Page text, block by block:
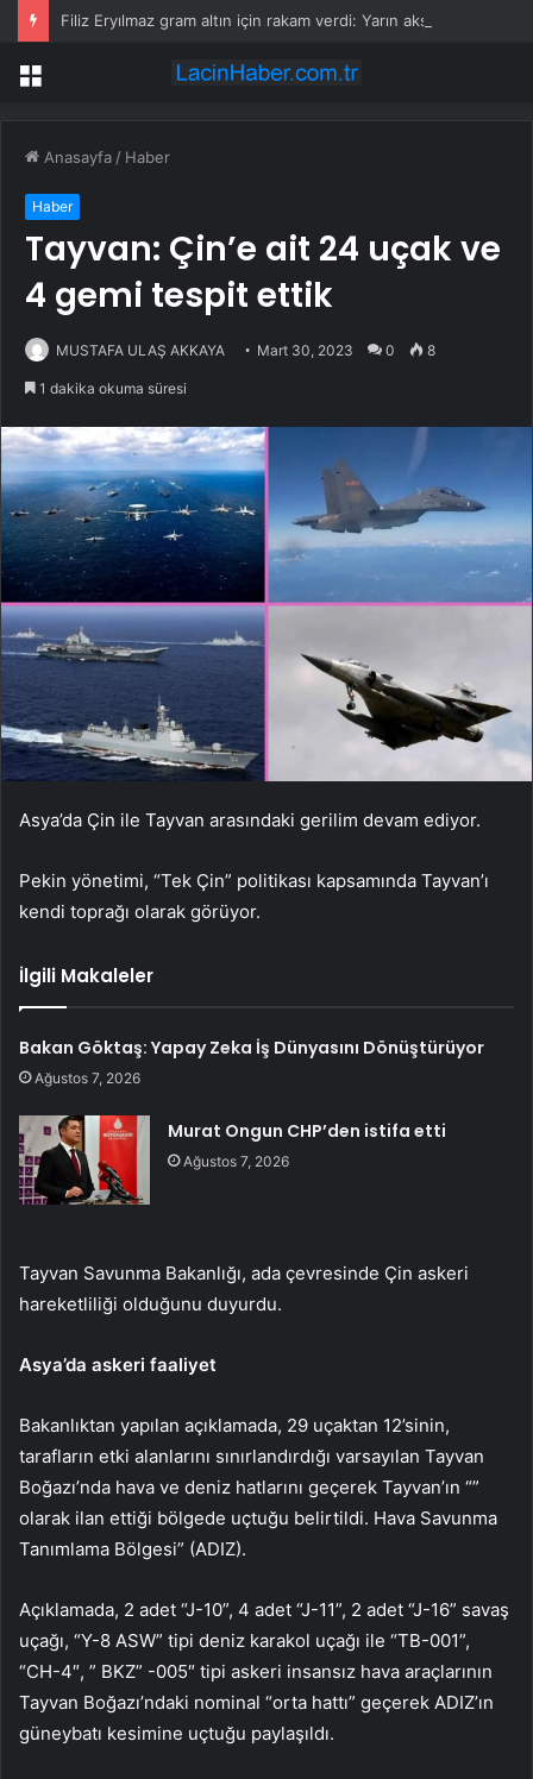
Menü
Anasayfa / Haber
Haber
Tayvan: Çin’e ait 24 uçak ve
4 gemi tespit ettik
MUSTAFA ULAŞ AKKAYA Mart 30, 2023 0 8
1 dakika okuma süresi
Asya’da Çin ile Tayvan arasındaki gerilim devam ediyor.
Pekin yönetimi, “Tek Çin” politikası kapsamında Tayvan’ı
kendi toprağı olarak görüyor.
İlgili Makaleler
Bakan Göktaş: Yapay Zeka İş Dünyasını Dönüştürüyor
Ağustos 7, 2026
Murat Ongun CHP’den istifa etti
Ağustos 7, 2026
Tayvan Savunma Bakanlığı, ada çevresinde Çin askeri
hareketliliği olduğunu duyurdu.
Asya’da askeri faaliyet
Bakanlıktan yapılan açıklamada, 29 uçaktan 12’sinin,
tarafların etki alanlarını sınırlandırdığı varsayılan Tayvan
Boğazı’nda hava ve deniz hatlarını geçerek Tayvan’ın “”
olarak ilan ettiği bölgede uçtuğu belirtildi. Hava Savunma
Tanımlama Bölgesi” (ADIZ).
Açıklamada, 2 adet “J-10”, 4 adet “J-11”, 2 adet “J-16” savaş
uçağı, “Y-8 ASW” tipi deniz karakol uçağı ile “TB-001”,
“CH-4″, ” BKZ” -005″ tipi askeri insansız hava araçlarının
Tayvan Boğazı’ndaki nominal “orta hattı” geçerek ADIZ’ın
güneybatı kesimine uçtuğu paylaşıldı.